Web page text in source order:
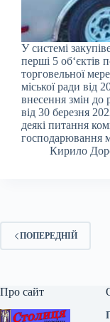
У системі
перші 5 об‘єктів
торговельної
міської ради від
внесення змін до
від 30 березня
деякі питання
господарювання
Кирило
ПОПЕРЕДНІЙ
Про сайт